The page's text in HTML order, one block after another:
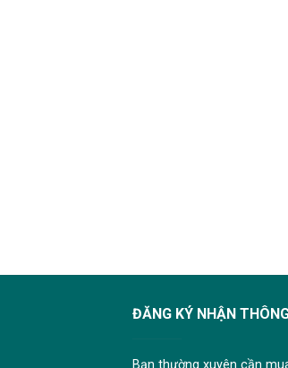
ĐĂNG KÝ NHẬN
Bạn thường xuyên cần